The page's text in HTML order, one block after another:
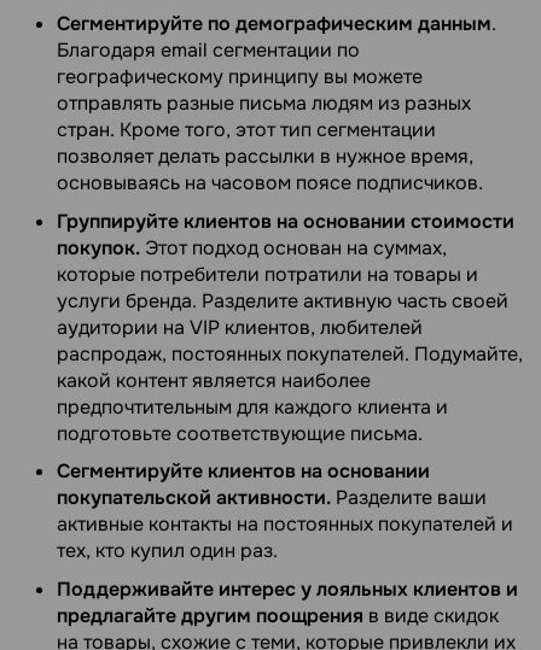
Сегментируйте по демографическим данным.
Благодаря email сегментации по
географическому принципу вы можете
отправлять разные письма людям из разных
стран. Кроме того, этот тип сегментации
позволяет делать рассылки в нужное время,
основываясь на часовом поясе подписчиков.
Группируйте клиентов на основании стоимости
покупок. Этот подход основан на суммах,
которые потребители потратили на товары и
услуги бренда. Разделите активную часть своей
аудитории на VIP клиентов, любителей
распродаж, постоянных покупателей. Подумайте,
какой контент является наиболее
предпочтительным для каждого клиента и
подготовьте соответствующие письма.
Сегментируйте клиентов на основании
покупательской активности. Разделите ваши
активные контакты на постоянных покупателей и
тех, кто купил один раз.
Поддерживайте интерес у лояльных клиентов и
предлагайте другим поощрения в виде скидок
на товары, схожие с теми, которые привлекли их